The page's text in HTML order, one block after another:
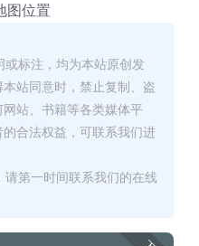
图位置
标注，均为本站原创发
站同意时，禁止复制、盗
站、书籍等各类媒体平
合法权益，可联系我们进
第一时间联系我们的在线